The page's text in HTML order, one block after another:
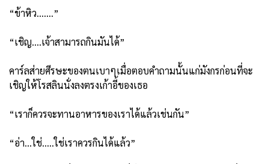
“ข้าหิว.......”
“เชิญ....เจ้าสามารถกินมันได้”
คาร์ลส่ายศีรษะของตนเบาๆเมื่อตอบคำถามนั้นแก่มังกรก่อนที่จะ
เชิญให้โรสลินนั่งลงตรงเก้าอี้ของเธอ
“เราก็ควรจะทานอาหารของเราได้แล้วเช่นกัน”
“อ่า...ใช่.....ใช่เราควรกินได้แล้ว”